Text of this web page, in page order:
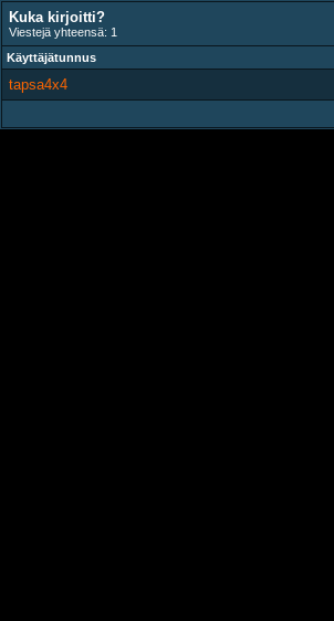
Kuka kirjoitti?
Viestejä yhteensä: 1
Käyttäjätunnus
tapsa4x4